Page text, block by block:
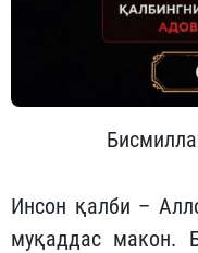
Инсон қалби –
муқаддас макон.